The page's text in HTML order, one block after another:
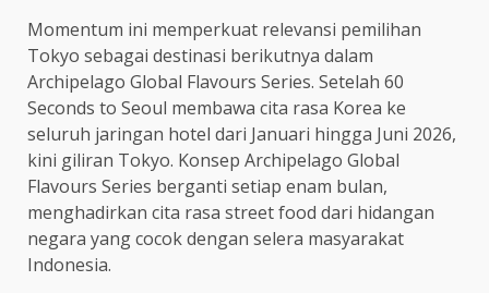
Momentum ini memperkuat relevansi pemilihan
Tokyo sebagai destinasi berikutnya dalam
Archipelago Global Flavours Series. Setelah 60
Seconds to Seoul membawa cita rasa Korea ke
seluruh jaringan hotel dari Januari hingga Juni 2026,
kini giliran Tokyo. Konsep Archipelago Global
Flavours Series berganti setiap enam bulan,
menghadirkan cita rasa street food dari hidangan
negara yang cocok dengan selera masyarakat
Indonesia.